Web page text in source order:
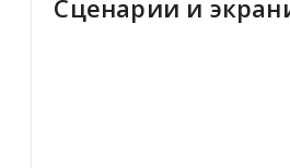
Сценарии и